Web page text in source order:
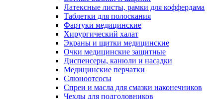
Латексные листы, рамки для коффердама
Таблетки для полоскания
Фартуки медицинские
Хирургический халат
Экраны и щитки медицинские
Очки медицинские защитные
Диспенсеры, канюли и насадки
Медицинские перчатки
Слюноотсосы
Спреи и масла для смазки наконечников
Чехлы для подголовников